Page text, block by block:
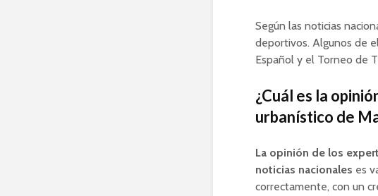
Según las noticias
deportivos. Algunos de
Español y el Torneo de
¿Cuál es la
urbanístico de
La opinión de los
noticias nacionales es
correctamente, con un